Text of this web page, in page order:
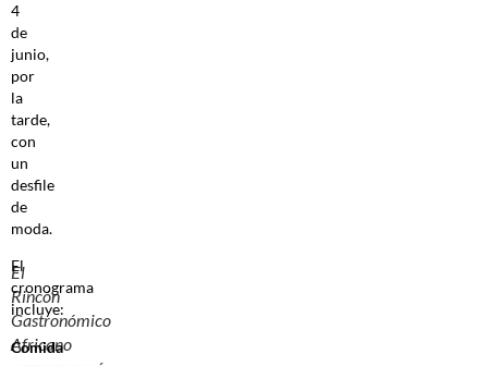
4
de
junio,
por
la
tarde,
con
un
desfile
de
moda.
El
Rincón
Gastronómico
Africano
El
cronograma
incluye:
Comida